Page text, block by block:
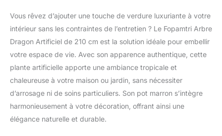
Vous rêvez d’ajouter une touche de verdure luxuriante à votre
intérieur sans les contraintes de l’entretien ? Le Fopamtri Arbre
Dragon Artificiel de 210 cm est la solution idéale pour embellir
votre espace de vie. Avec son apparence authentique, cette
plante artificielle apporte une ambiance tropicale et
chaleureuse à votre maison ou jardin, sans nécessiter
d’arrosage ni de soins particuliers. Son pot marron s’intègre
harmonieusement à votre décoration, offrant ainsi une
élégance naturelle et durable.